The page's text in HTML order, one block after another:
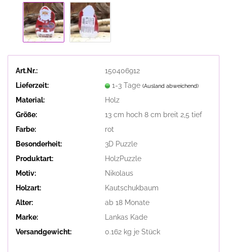
Art.Nr.:
150406912
Lieferzeit:
1-3 Tage (Ausland abweichend)
Material:
Holz
Größe:
13 cm hoch 8 cm breit 2,5 tief
Farbe:
rot
Besonderheit:
3D Puzzle
Produktart:
HolzPuzzle
Motiv:
Nikolaus
Holzart:
Kautschukbaum
Alter:
ab 18 Monate
Marke:
Lankas Kade
Versandgewicht:
0.162kg je Stück